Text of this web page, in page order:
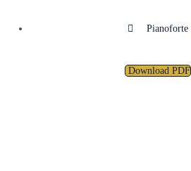
Pianoforte
Download PDF